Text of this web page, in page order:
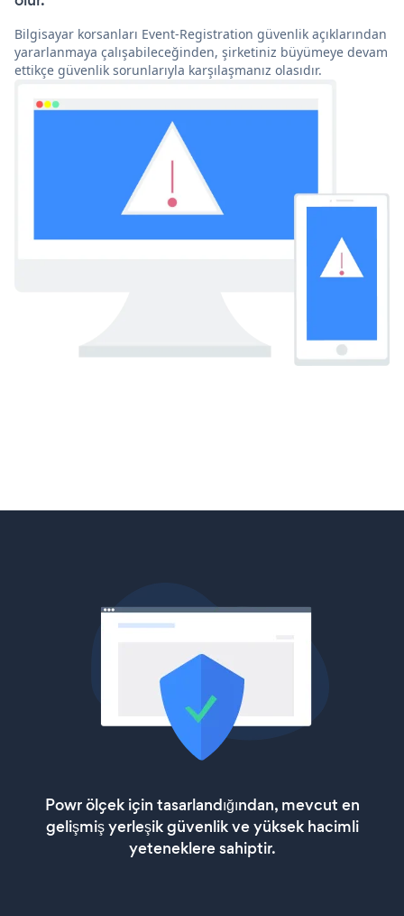
Bilgisayar korsanları Event-Registration güvenlik açıklarından
yararlanmaya çalışabileceğinden, şirketiniz büyümeye devam
ettikçe güvenlik sorunlarıyla karşılaşmanız olasıdır.
Powr ölçek için tasarlandığından, mevcut en
gelişmiş yerleşik güvenlik ve yüksek hacimli
yeteneklere sahiptir.